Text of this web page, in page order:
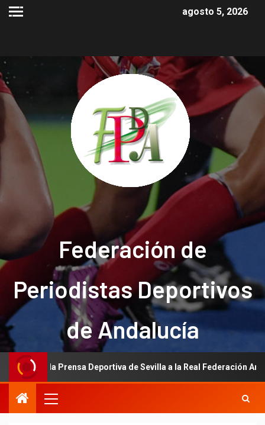
agosto 5, 2026
Federación de
Periodistas Deportivos
de Andalucía
de la Prensa Deportiva de Sevilla a la Real Federación Andaluza